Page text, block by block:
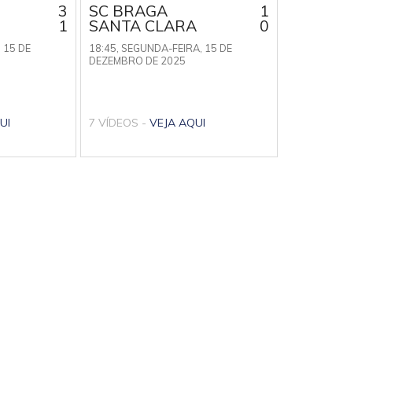
3
1
15 DE
SC BRAGA 1
SANTA CLARA 0
18:45, SEGUNDA-FEIRA, 15 DE
DEZEMBRO DE 2025
7 VÍDEOS - VEJA AQUI